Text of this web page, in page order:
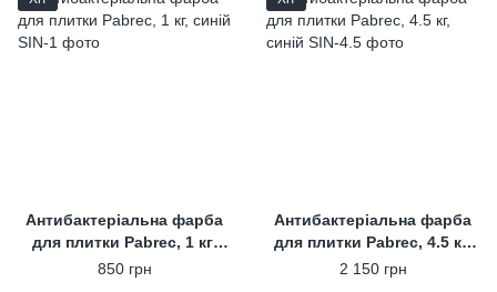
Антибактеріальна фарба
для плитки Pabrec, 1 кг,
синій
850 грн
Антибактеріальна фарба
для плитки Pabrec, 4.5 кг,
синій
2 150 грн